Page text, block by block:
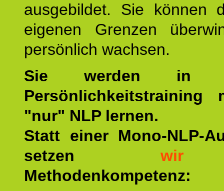
ausgebildet. Sie können
eigenen Grenzen
persönlich wachsen.
Sie werden in
Persönlichkeitstraining
"nur" NLP lernen.
Statt einer Mono-NLP-
setzen wir
Methodenkompetenz: